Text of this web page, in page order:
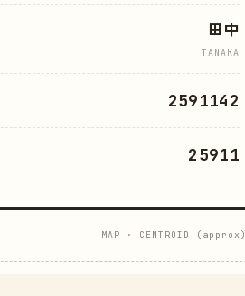
田中
TANAKA
2591142
25911
MAP · CENTROID (approx)